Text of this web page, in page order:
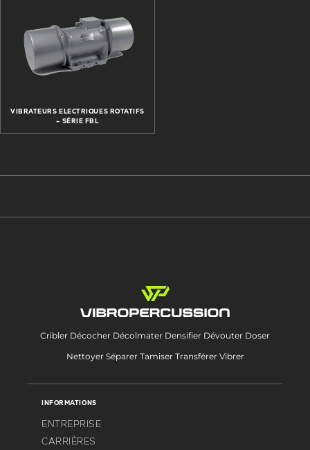
VIBRATEURS ELECTRIQUES ROTATIFS
– SÉRIE FBL
Cribler Décocher Décolmater Densifier Dévouter Doser
Nettoyer Séparer Tamiser Transférer Vibrer
INFORMATIONS
ENTREPRISE
CARRIÈRES